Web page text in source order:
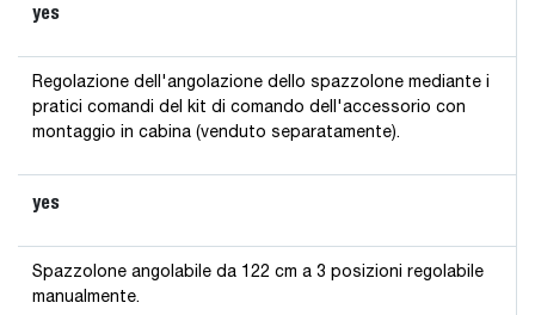
yes
Regolazione dell'angolazione dello spazzolone mediante i
pratici comandi del kit di comando dell'accessorio con
montaggio in cabina (venduto separatamente).
yes
Spazzolone angolabile da 122 cm a 3 posizioni regolabile
manualmente.